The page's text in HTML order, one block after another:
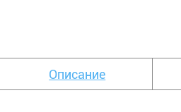
Описание